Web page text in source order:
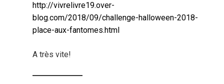
http://vivrelivre19.over-
blog.com/2018/09/challenge-halloween-2018-
place-aux-fantomes.html
A très vite!